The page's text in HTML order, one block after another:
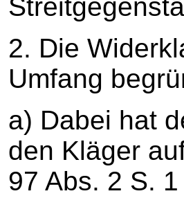
2. Die
Umfang
a) Dabei hat
den Kläger
97 Abs. 2 S.